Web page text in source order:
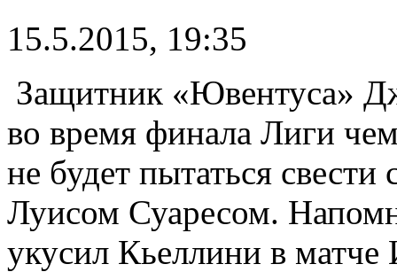
15.5.2015, 19:35
Защитник «Ювентуса»
во время финала Лиги
не будет пытаться
Луисом Суаресом.
укусил Кьеллини в